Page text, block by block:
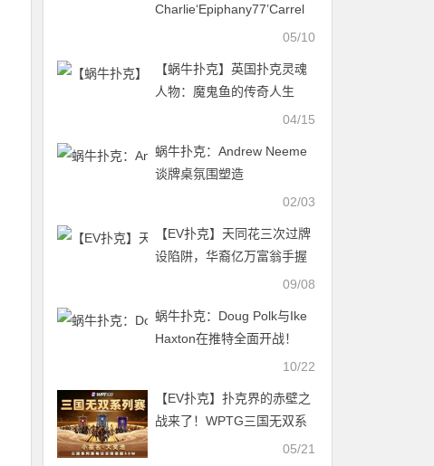
Charlie‘Epiphany77’Carrel
回忆夺冠2017 SCOOP主赛
05/10
【蜗牛扑克】英国扑克灵魂
人物：魔鬼鱼的传奇人生
04/15
蜗牛扑克：Andrew Neeme
谈牌桌氛围塑造
02/03
【EV扑克】天同花三次过牌
设陷阱，华裔亿万富翁手握
09/08
蜗牛扑克：Doug Polk与Ike
Haxton在推特全面开战！
10/22
【EV扑克】扑克界的赤壁之
战来了！WPTG三国无双系
05/21